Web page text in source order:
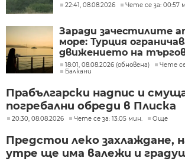
22:41, 08.08.2026 Чете се за: 00:57
Заради зачестилите
море: Турция
движението на
кораби
18:01, 08.08.2026 (обновена)
Чете
Балкани
Прабългарски надпис и
погребални обреди в Плиска
20:30, 08.08.2026 Чете се за: 13:05 мин. Още
Предстои леко захлаждане,
утре ще има валежи и